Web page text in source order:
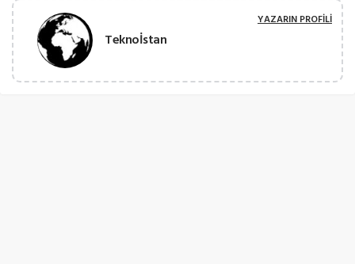
Teknoİstan
YAZARIN PROFILI